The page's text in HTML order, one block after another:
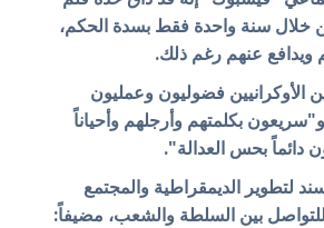
خلال سنة واحدة فقط بسدة الحكم،
ويدافع عنهم رغم ذلك.
الأوكرانيين فضوليون وعمليون
بكلمتهم وأرجلهم وأحياناً
دائماً بحس العدالة".
لتطوير الديمقراطية والمجتمع
بين السلطة والشعب، مضيفاً: